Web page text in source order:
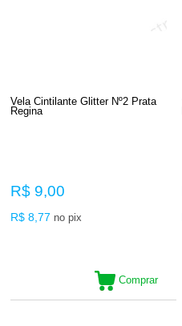
Vela Cintilante Glitter Nº2 Prata
Regina
R$ 9,00
R$ 8,77 no pix
Comprar